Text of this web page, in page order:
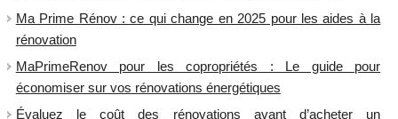
​Ma Prime Rénov : ce qui change en 2025 pour les aides à la
rénovation
MaPrimeRenov pour les copropriétés : Le guide pour
économiser sur vos rénovations énergétiques
Évaluez le coût des rénovations avant d’acheter un